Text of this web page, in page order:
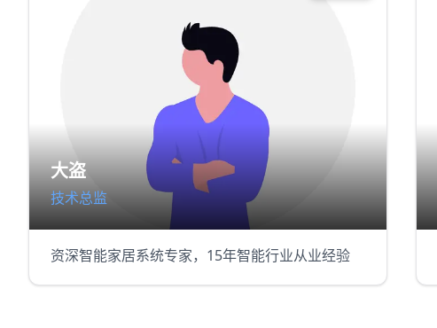
大盗
技术总监
资深智能家居系统专家，15年智能行业从业经验